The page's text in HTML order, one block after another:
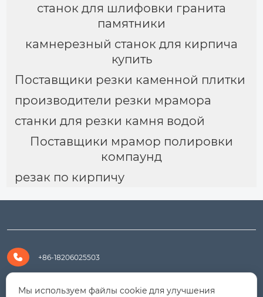
станок для шлифовки гранита
памятники
камнерезный станок для кирпича
купить
Поставщики резки каменной плитки
производители резки мрамора
станки для резки камня водой
Поставщики мрамор полировки
компаунд
резак по кирпичу
 +86-18206025503
 +8618206025503
Мы используем файлы cookie для улучшения